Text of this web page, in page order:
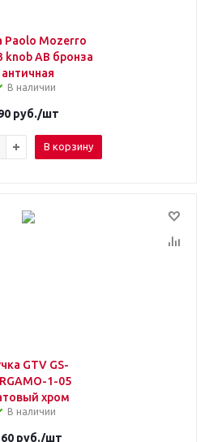
Paolo Mozerro
knob AB бронза
античная
В наличии
руб./шт
В корзину
GTV GS-
1-05
хром
В наличии
руб./шт